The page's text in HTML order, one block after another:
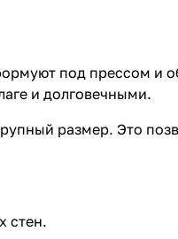
под прессом и
и долговечными.
размер. Это
стен.